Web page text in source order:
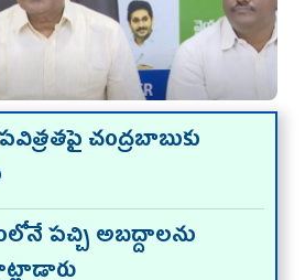
చంద్రబాబుకు
పచ్చి అబద్దాలను